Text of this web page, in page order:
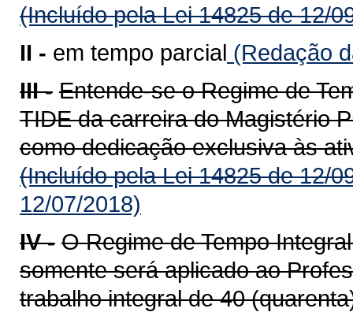
(Incluído pela Lei 14825 de 12/
II - em tempo parcial (Redação
III - Entende-se o Regime de
TIDE da carreira do Magistério
como dedicação exclusiva às
(Incluído pela Lei 14825 de 12/
12/07/2018)
IV - O Regime de Tempo
somente será aplicado ao
trabalho integral de 40